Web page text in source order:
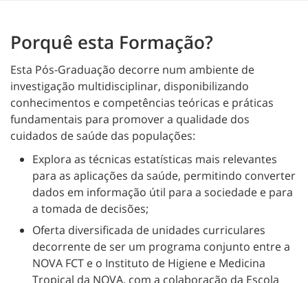
Porquê esta Formação?
Esta Pós-Graduação decorre num ambiente de
investigação multidisciplinar, disponibilizando
conhecimentos e competências teóricas e práticas
fundamentais para promover a qualidade dos
cuidados de saúde das populações:
Explora as técnicas estatísticas mais relevantes
para as aplicações da saúde, permitindo converter
dados em informação útil para a sociedade e para
a tomada de decisões;
Oferta diversificada de unidades curriculares
decorrente de ser um programa conjunto entre a
NOVA FCT e o Instituto de Higiene e Medicina
Tropical da NOVA, com a colaboração da Escola